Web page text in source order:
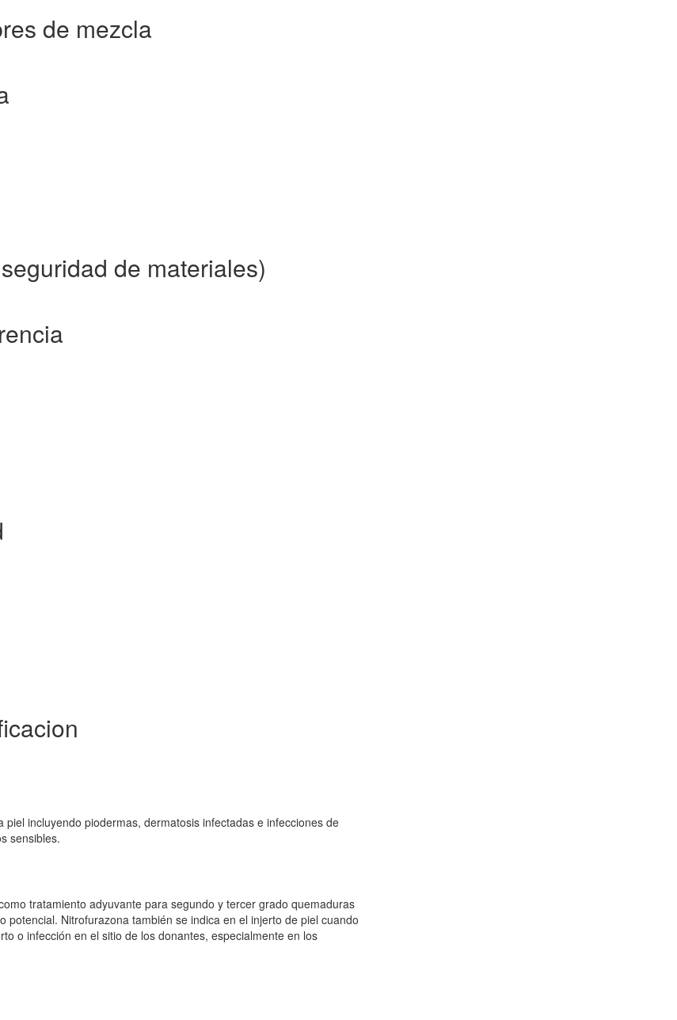
de mezcla
de materiales)
incluyendo piodermas, dermatosis infectadas e infecciones de
sensibles.
tratamiento adyuvante para segundo y tercer grado quemaduras
Nitrofurazona también se indica en el injerto de piel cuando
o infección en el sitio de los donantes, especialmente en los